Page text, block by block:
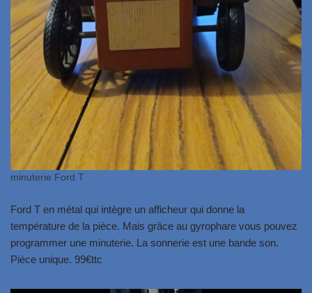
minuterie Ford T
Ford T en métal qui intègre un afficheur qui donne la
température de la pièce. Mais grâce au gyrophare vous pouvez
programmer une minuterie. La sonnerie est une bande son.
Pièce unique. 99€ttc